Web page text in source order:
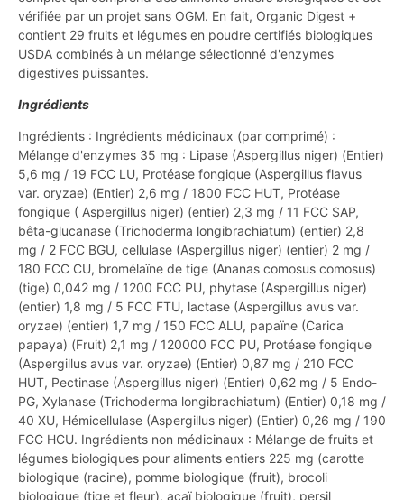
vérifiée par un projet sans OGM. En fait, Organic Digest +
contient 29 fruits et légumes en poudre certifiés biologiques
USDA combinés à un mélange sélectionné d'enzymes
digestives puissantes.
Ingrédients
Ingrédients : Ingrédients médicinaux (par comprimé) :
Mélange d'enzymes 35 mg : Lipase (Aspergillus niger) (Entier)
5,6 mg / 19 FCC LU, Protéase fongique (Aspergillus flavus
var. oryzae) (Entier) 2,6 mg / 1800 FCC HUT, Protéase
fongique ( Aspergillus niger) (entier) 2,3 mg / 11 FCC SAP,
bêta-glucanase (Trichoderma longibrachiatum) (entier) 2,8
mg / 2 FCC BGU, cellulase (Aspergillus niger) (entier) 2 mg /
180 FCC CU, bromélaïne de tige (Ananas comosus comosus)
(tige) 0,042 mg / 1200 FCC PU, phytase (Aspergillus niger)
(entier) 1,8 mg / 5 FCC FTU, lactase (Aspergillus avus var.
oryzae) (entier) 1,7 mg / 150 FCC ALU, papaïne (Carica
papaya) (Fruit) 2,1 mg / 120000 FCC PU, Protéase fongique
(Aspergillus avus var. oryzae) (Entier) 0,87 mg / 210 FCC
HUT, Pectinase (Aspergillus niger) (Entier) 0,62 mg / 5 Endo-
PG, Xylanase (Trichoderma longibrachiatum) (Entier) 0,18 mg /
40 XU, Hémicellulase (Aspergillus niger) (Entier) 0,26 mg / 190
FCC HCU. Ingrédients non médicinaux : Mélange de fruits et
légumes biologiques pour aliments entiers 225 mg (carotte
biologique (racine), pomme biologique (fruit), brocoli
biologique (tige et fleur), açaï biologique (fruit), persil